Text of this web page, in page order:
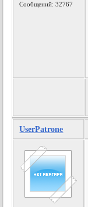
Сообщений: 32767
UserPatrone